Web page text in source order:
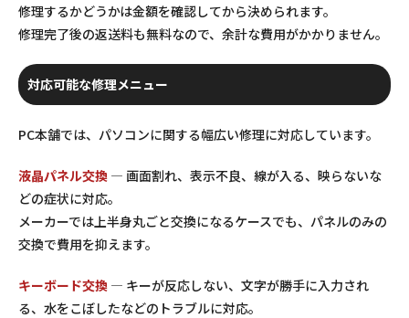
修理するかどうかは金額を確認してから決められます。
修理完了後の返送料も無料なので、余計な費用がかかりません。
対応可能な修理メニュー
PC本舗では、パソコンに関する幅広い修理に対応しています。
液晶パネル交換 — 画面割れ、表示不良、線が入る、映らないな
どの症状に対応。
メーカーでは上半身丸ごと交換になるケースでも、パネルのみの
交換で費用を抑えます。
キーボード交換 — キーが反応しない、文字が勝手に入力され
る、水をこぼしたなどのトラブルに対応。